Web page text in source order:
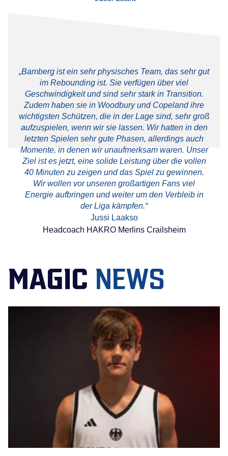
„Bamberg ist ein sehr physisches Team, das sehr gut
im Rebounding ist. Sie verfügen über viel
Geschwindigkeit und sind sehr stark in Transition.
Zudem haben sie in Woodbury und Copeland ihre
wichtigsten Schützen, die in der Lage sind, sehr groß
aufzuspielen, wenn wir sie lassen. Wir hatten in den
letzten Spielen sehr gute Phasen, allerdings auch
Momente, in denen wir unaufmerksam waren. Unser
Ziel ist es jetzt, eine solide Leistung über die vollen
40 Minuten zu zeigen und das Spiel zu gewinnen.
Wir wollen vor unseren großartigen Fans viel
Energie aufbringen und weiter um den Verbleib in
der Liga kämpfen.“
Jussi Laakso
Headcoach HAKRO Merlins Crailsheim
MAGIC NEWS